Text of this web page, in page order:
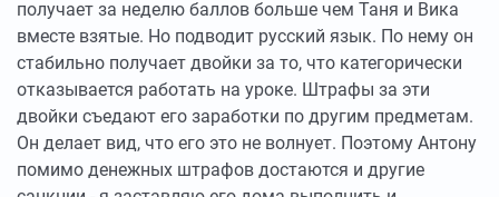
получает за неделю баллов больше чем Таня и Вика
вместе взятые. Но подводит русский язык. По нему он
стабильно получает двойки за то, что категорически
отказывается работать на уроке. Штрафы за эти
двойки съедают его заработки по другим предметам.
Он делает вид, что его это не волнует. Поэтому Антону
помимо денежных штрафов достаются и другие